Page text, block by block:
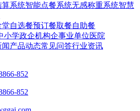
算系统智能点餐系统无感称重系统智慧
堂自选餐预订餐取餐自助餐
小学政企机构企事业单位医院
产品动态常见问答行业资讯
852
852